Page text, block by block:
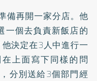
備再開一家分店。他
一個去負責新飯店的
決定在3人中進行一
上面寫下同樣的問
分別送給3個部門經